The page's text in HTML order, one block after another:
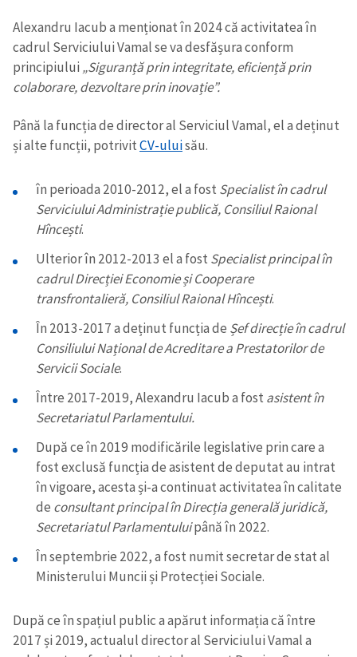
Alexandru Iacub a menționat în 2024 că activitatea în
cadrul Serviciului Vamal se va desfășura conform
principiului„Siguranță prin integritate, eficiență prin
colaborare, dezvoltare prin inovație”.
Până la funcția de director al Serviciul Vamal, el a deținut
și alte funcții, potrivitCV-uluisău.
în perioada 2010-2012, el a fost Specialist în cadrul
Serviciului Administrație publică, Consiliul Raional
Hîncești.
Ulterior în 2012-2013 el a fost Specialist principal în
cadrul Direcției Economie și Cooperare
transfrontalieră, Consiliul Raional Hîncești.
În 2013-2017 a deținut funcția de Șef direcție în cadrul
Consiliului Național de Acreditare a Prestatorilor de
Servicii Sociale.
Între 2017-2019, Alexandru Iacub a fost asistent în
Secretariatul Parlamentului.
După ce în 2019 modificările legislative prin care a
fost exclusă funcția de asistent de deputat au intrat
în vigoare, acesta și-a continuat activitatea în calitate
de consultant principal în Direcția generală juridică,
Secretariatul Parlamentuluipână în 2022.
În septembrie 2022, a fost numit secretar de stat al
Ministerului Muncii și Protecției Sociale.
După ce în spațiul public a apărut informația că între
2017 și 2019, actualul director al Serviciului Vamal a